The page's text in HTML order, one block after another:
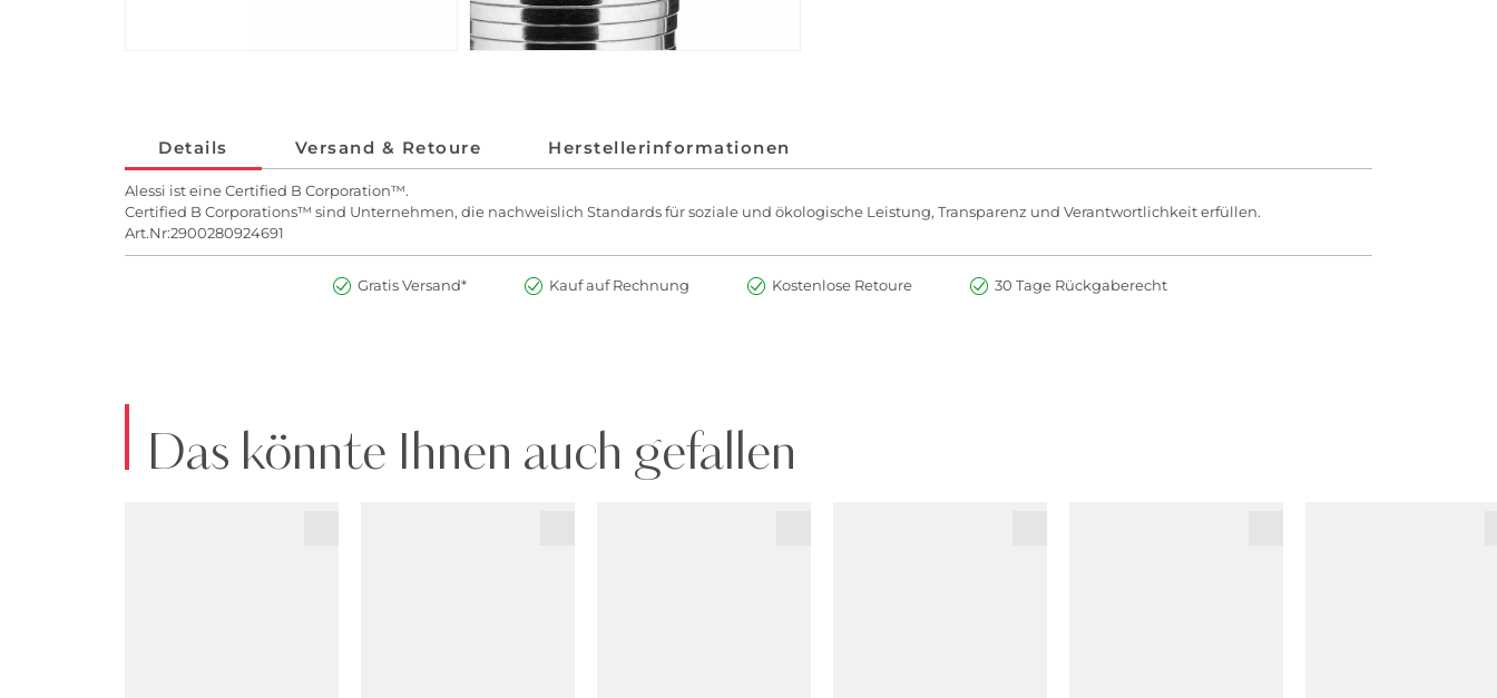
Details Versand & Retoure Herstellerinformationen
Alessi ist eine Certified B Corporation™.
Certified B Corporations™ sind Unternehmen, die nachweislich Standards für soziale und ökologische Leistung, Transparenz und Verantwortlichkeit erfüllen.
Art.Nr:2900280924691
Gratis Versand* Kauf auf Rechnung Kostenlose Retoure 30 Tage Rückgaberecht
Das könnte Ihnen auch gefallen